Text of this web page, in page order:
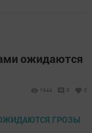
ожидаются
1644 0 0